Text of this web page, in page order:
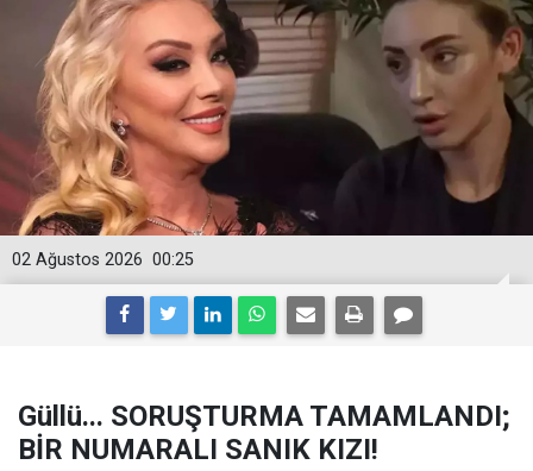
00:25
02 Ağustos 2026
Güllü... SORUŞTURMA TAMAMLANDI;
BİR NUMARALI SANIK KIZI!